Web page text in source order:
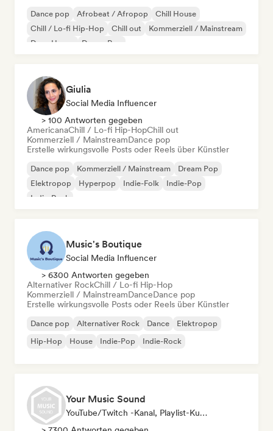
Dance pop Afrobeat / Afropop
Chill House
Chill / Lo-fi Hip-Hop
Chill out
Kommerziell / Mainstream
Deep House
Dream Pop
Giulia
Social Media Influencer
> 100 Antworten gegeben
AmericanaChill / Lo-fi Hip-HopChill out
Kommerziell / MainstreamDance pop
Erstelle wirkungsvolle Posts oder Reels über Künstler
Dance pop Kommerziell / Mainstream
Dream Pop
Elektropop
Hyperpop Indie-Folk
Indie-Pop
Indie-Rock
Music's Boutique
Social Media Influencer
> 6300 Antworten gegeben
Alternativer RockChill / Lo-fi Hip-Hop
Kommerziell / MainstreamDanceDance pop
Erstelle wirkungsvolle Posts oder Reels über Künstler
Dance pop Alternativer Rock Dance
Elektropop
Hip-Hop
House Indie-Pop Indie-Rock
Your Music Sound
YouTube/Twitch -Kanal, Playlist-Kurator, Social Media Influencer